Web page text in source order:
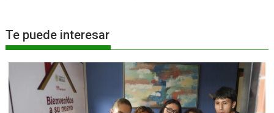
Te puede interesar